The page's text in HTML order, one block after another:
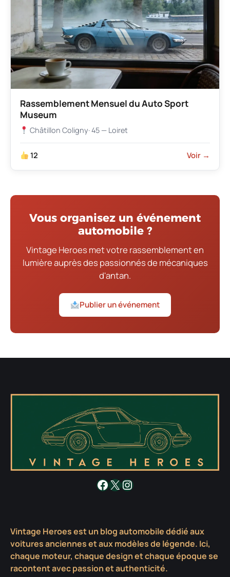
Rassemblement Mensuel du Auto Sport
Museum
Châtillon Coligny· 45 — Loiret
12 Voir →
Vous organisez un événement
automobile ?
Vintage Heroes met votre rassemblement en
lumière auprès des passionnés de mécaniques
d'antan.
Publier un événement
Facebook
X Instagram
Vintage Heroes est un blog automobile dédié aux
voitures anciennes et aux modèles de légende. Ici,
chaque moteur, chaque design et chaque époque se
racontent avec passion et authenticité.